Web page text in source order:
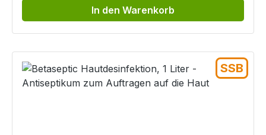
In den Warenkorb
SSB